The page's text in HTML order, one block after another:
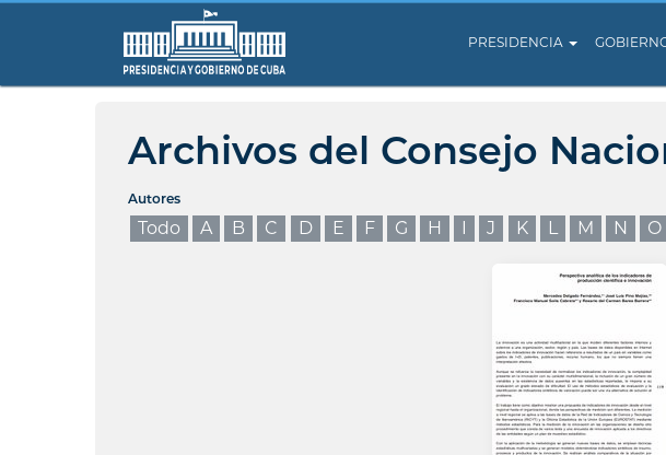
PRESIDENCIA
Archivos del Consejo
Autores
Todo A B C D E F G H I J K L M N O